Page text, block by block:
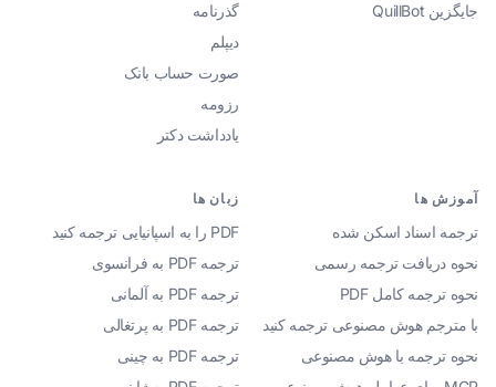
جایگزین QuillBot
گذرنامه
دیپلم
صورت حساب بانک
رزومه
یادداشت دکتر
آموزش ها
ترجمه اسناد اسکن شده
نحوه دریافت ترجمه رسمی
نحوه ترجمه کامل PDF
با مترجم هوش مصنوعی ترجمه کنید
نحوه ترجمه با هوش مصنوعی
زبان ها
PDF را به اسپانیایی ترجمه کنید
ترجمه PDF به فرانسوی
ترجمه PDF به آلمانی
ترجمه PDF به پرتغالی
ترجمه PDF به چینی